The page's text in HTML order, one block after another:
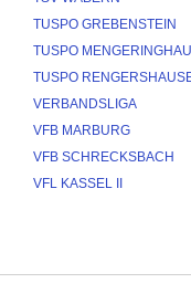
TUSPO GREBENSTEIN
TUSPO
TUSPO
VERBANDSLIGA
VFB MARBURG
VFB SCHRECKSBACH
VFL KASSEL II